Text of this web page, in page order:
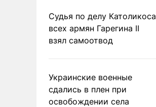
Судья по делу Католикоса
всех армян Гарегина II
взял самоотвод
Украинские военные
сдались в плен при
освобождении села